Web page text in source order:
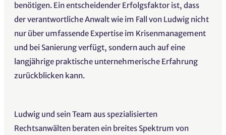
benötigen. Ein entscheidender Erfolgsfaktor ist, dass
der verantwortliche Anwalt wie im Fall von Ludwig nicht
nur über umfassende Expertise im Krisenmanagement
und bei Sanierung verfügt, sondern auch auf eine
langjährige praktische unternehmerische Erfahrung
zurückblicken kann.
Ludwig und sein Team aus spezialisierten
Rechtsanwälten beraten ein breites Spektrum von